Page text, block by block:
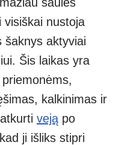
visiškai nustoja
šaknys aktyviai
Šis laikas yra
kalkinimas ir
veją po
ji išliks stipri